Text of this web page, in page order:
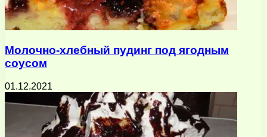
Молочно-хлебный пудинг под ягодным
соусом
01.12.2021